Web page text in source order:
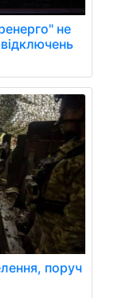
не
поруч